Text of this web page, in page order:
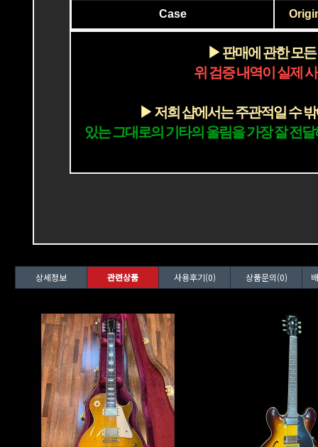
Case
▶ 판매에 관한 모
위 검증 내역이 실제
▶ 저희 샵에서는 주관적일 수
있는 그대로의 기타의 울림을 가장 잘 전
상세정보 관련상품 사용후기(0) 상품문의(0)